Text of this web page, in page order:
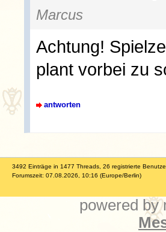
Marcus
Achtung!
plant vorbei zu
antworten
3492 Einträge in 1477 Threads, 26 registrierte
Forumszeit: 07.08.2026, 10:16 (Europe/Berlin)
powered by